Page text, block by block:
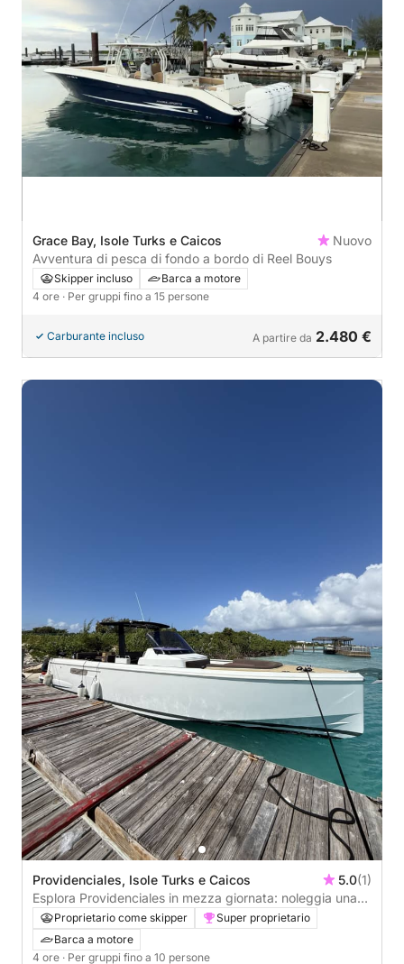
Grace Bay, Isole Turks e Caicos
Nuovo
Avventura di pesca di fondo a bordo di Reel Bouys
Skipper incluso
Barca a motore
4 ore · Per gruppi fino a 15 persone
Carburante incluso A partire da 2.480 €
Providenciales, Isole Turks e Caicos 5.0(1)
Esplora Providenciales in mezza giornata: noleggia una
barca a motore per 4 ore.
Proprietario come skipper
Super proprietario
Barca a motore
4 ore · Per gruppi fino a 10 persone